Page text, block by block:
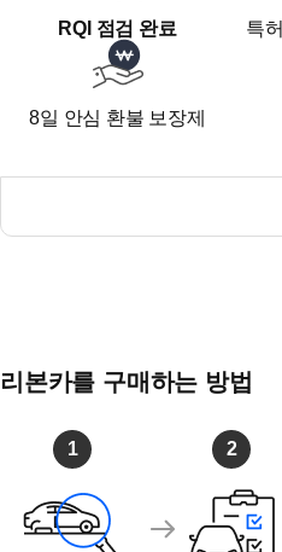
- 5%대 저금리 할부/ 리스/
구매 예정인 금융에 따라
- 믿을 수 있는 정찰제로
불법적인 알선 수수료를
대중교통 : 9호선 '개화역'
포)
방문 전 전화주셔서 '리본
RQI 점검 완료 특
8일 안심 환불 보장제
리본카를 구매하는 방법
1 2